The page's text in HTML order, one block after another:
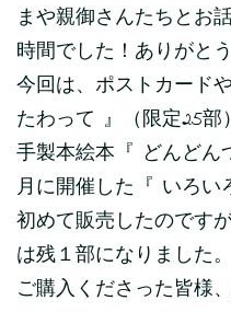
まや親御さんたちとお
時間でした！ありがと
今回は、ポストカード
たわって 』（限定25部
手製本絵本『 どんどん
月に開催した『 いろ
初めて販売したのです
は残１部になりました。
ご購入くださった皆様